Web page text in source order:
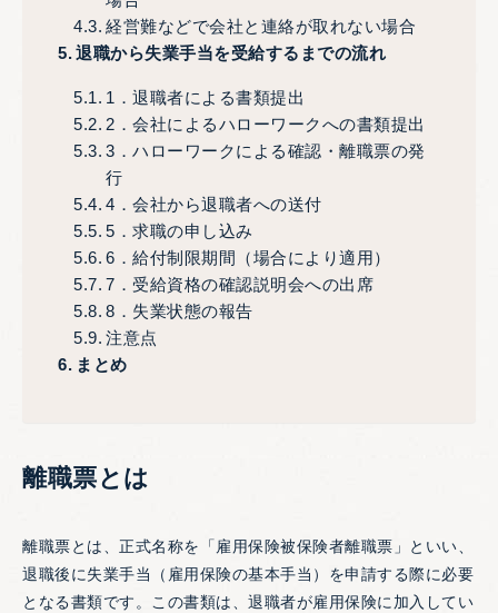
経営難などで会社と連絡が取れない場合
退職から失業手当を受給するまでの流れ
1．退職者による書類提出
2．会社によるハローワークへの書類提出
3．ハローワークによる確認・離職票の発
行
4．会社から退職者への送付
5．求職の申し込み
6．給付制限期間（場合により適用）
7．受給資格の確認説明会への出席
8．失業状態の報告
注意点
まとめ
離職票とは
離職票とは、正式名称を「雇用保険被保険者離職票」といい、
退職後に失業手当（雇用保険の基本手当）を申請する際に必要
となる書類です。この書類は、退職者が雇用保険に加入してい